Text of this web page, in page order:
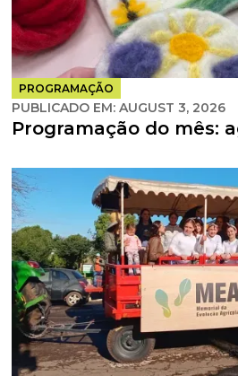
PROGRAMAÇÃO
PUBLICADO EM:AUGUST 3, 2026
Programação do mês: